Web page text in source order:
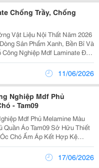
Chống Trầy, Chống
Vật Liệu Nội Thất Năm 2026
Sản Phẩm Xanh, Bền Bỉ Và
Nghiệp Mdf Laminate Đã
Lựa Chọn Quốc Dân. Khắc
Điểm Dễ Trầy Xước, Dễ
11/06/2026
Nghiệp Mdf Phủ
- Tam09
Mdf Phủ Melamine Màu
Chó Ấm Áp Kết Hợp Kệ
Kiểu Dáng Gọn Đẹp Giúp
Trọng, Ngăn Nắp Và Dễ Phối
17/06/2026